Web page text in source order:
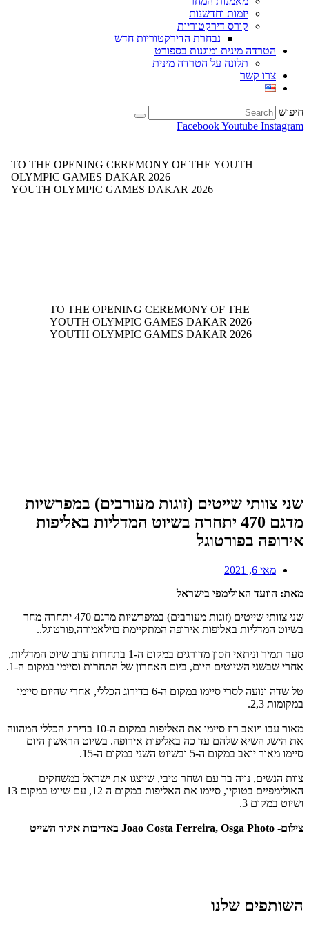
יזמות וחדשנות
קורס דירקטוריות
נבחרת הדירקטוריות חדש
הטרדה מינית ומוגנות בספורט
תלונה על הטרדה מינית
צרו קשר
חיפוש
FacebookYoutube Instagram
שני צוותי שייטים (זוגות מעורבים) במפרשיות
מדגם 470 יתחרה בשיוט המדליות באליפות
אירופה בפורטוגל
מאי 6, 2021
מאת: הוועד האולימפי בישראל
שני צוותי שייטים (זוגות מעורבים) במיפרשיות מדגם 470 יתחרה מחר
בשיוט המדליות באליפות אירופה המתקיימת בוילאמורה,פורטוגל..
סער תמיר וניתאי חסון מדורגים במקום ה-1 בתחרות ערב שיוט המדליות,
אחרי שבשני השיוטים היום, ביום האחרון של התחרות וסיימו במקום ה-1.
טל שדה ונועה לסרי סיימו במקום ה-6 בדירוג הכללי, אחרי שהיום סיימו
במקומות 2,3.
מאור עבו ויואב רוז סיימו את האליפות במקום ה-10 בדירוג הכללי המהווה
את הישג השיא שלהם עד כה באליפות אירופה. בשיוט הראשון היום
סיימו מאור יואב במקום ה-5 ובשיוט השני במקום ה-15.
צוות הנשים, נויה בר עם ושחר טיבי, שייצגו את ישראל במשחקים
האולימפיים בטוקיו, סיימו את האליפות במקום ה 12, עם שיוט במקום 13
ושיוט במקום 3.
צילום- Joao Costa Ferreira, Osga Photo באדיבות איגוד השייט
השותפים שלנו